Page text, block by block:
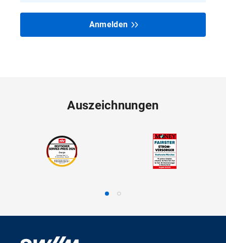
Anmelden
Auszeichnungen